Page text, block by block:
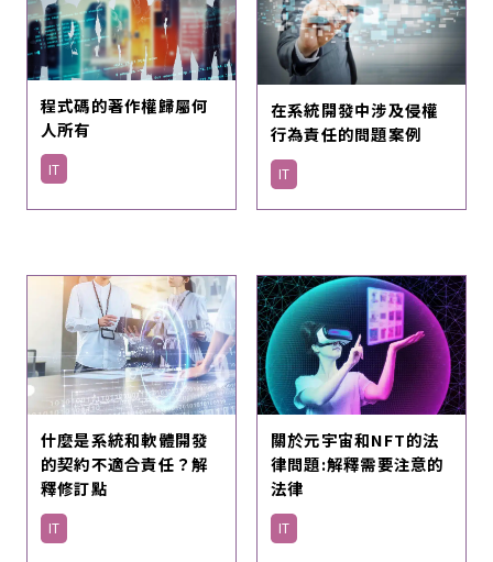
程式碼的著作權歸屬何
人所有
IT
在系統開發中涉及侵權
行為責任的問題案例
IT
什麼是系統和軟體開發
的契約不適合責任？解
釋修訂點
IT
關於元宇宙和NFT的法
律問題:解釋需要注意的
法律
IT